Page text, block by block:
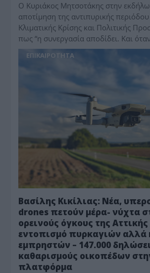
O Κυριάκος Μητσοτάκης στην
αποτίμηση της αντιπυρικής
Κλιματικής Κρίσης και Πολιτικής
πως “η συνεργασία αποδίδει. Και
ΕΠΙΚΑΙΡΟΤΗΤΑ
Βασίλης Κικίλιας: Νέα,
drones πετούν μέρα- νύχτα
ορεινούς όγκους της
εντοπισμό πυρκαγιών αλλά
εμπρηστών – 147.000
καθαρισμούς οικοπέδων
πλατφόρμα